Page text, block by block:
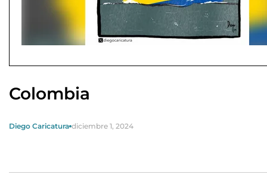
Colombia
Diego Caricatura diciembre 1, 2024